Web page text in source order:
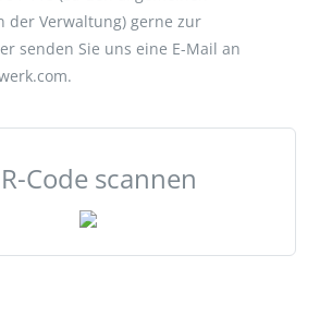
der Verwaltung) gerne zur
senden Sie uns eine E-Mail an
Code scannen